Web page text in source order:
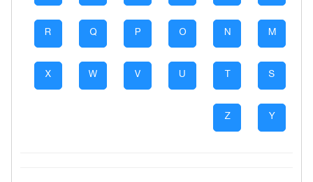
M
N
O
P
Q
R
S
T
U
V
W
X
Y
Z